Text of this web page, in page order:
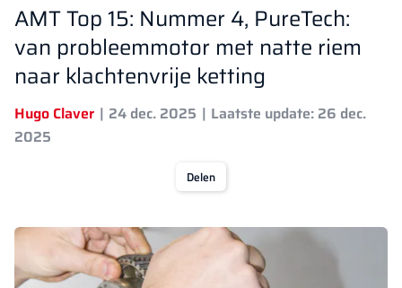
AMT Top 15: Nummer 4, PureTech:
van probleemmotor met natte riem
naar klachtenvrije ketting
Hugo Claver 24 dec. 2025
Laatste update: 26 dec.
2025
Delen